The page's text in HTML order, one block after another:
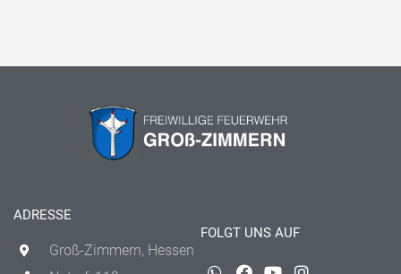
ADRESSE
Groß-Zimmern, Hessen
FOLGT UNS AUF